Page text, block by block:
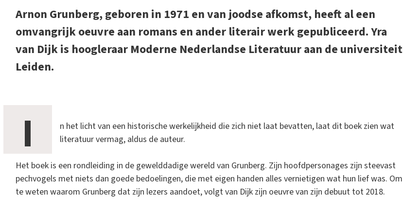
Arnon Grunberg, geboren in 1971 en van joodse afkomst, heeft al een
omvangrijk oeuvre aan romans en ander literair werk gepubliceerd. Yra
van Dijk is hoogleraar Moderne Nederlandse Literatuur aan de universiteit
Leiden.
I
n het licht van een historische werkelijkheid die zich niet laat bevatten, laat dit boek zien wat
literatuur vermag, aldus de auteur.
Het boek is een rondleiding in de gewelddadige wereld van Grunberg. Zijn hoofdpersonages zijn steevast
pechvogels met niets dan goede bedoelingen, die met eigen handen alles vernietigen wat hun lief was. Om
te weten waarom Grunberg dat zijn lezers aandoet, volgt van Dijk zijn oeuvre van zijn debuut tot 2018.